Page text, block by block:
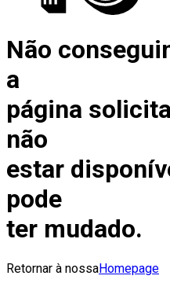
Não
a
página
não
estar
pode
ter mudado.
Retornar à nossaHomepage